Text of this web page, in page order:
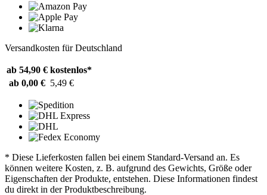
Versandkosten für Deutschland
ab 54,90 € kostenlos*
ab 0,00 € 5,49 €
* Diese Lieferkosten fallen bei einem Standard-Versand an. Es
können weitere Kosten, z. B. aufgrund des Gewichts, Größe oder
Eigenschaften der Produkte, entstehen. Diese Informationen findest
du direkt in der Produktbeschreibung.